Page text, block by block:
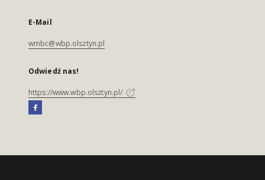
E-Mail
wmbc@wbp.olsztyn.pl
Odwiedź nas!
https://www.wbp.olsztyn.pl/